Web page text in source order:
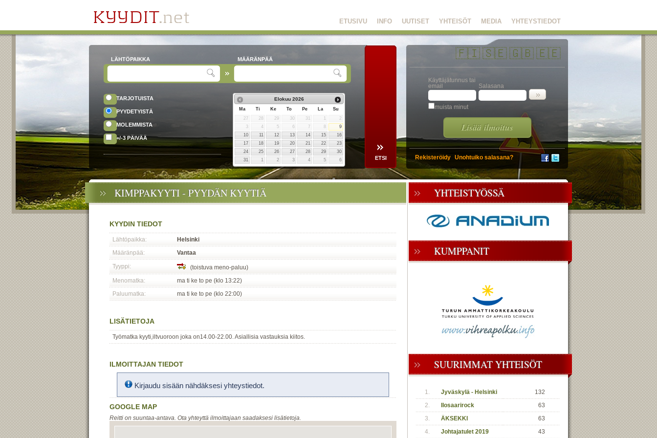
YHTEYSTIEDOT
MEDIA
YHTEISÖT
UUTISET
INFO
ETUSIVU
LÄHTÖPAIKKA MÄÄRÄNPÄÄ
TARJOTUISTA
PYYDETYISTÄ
MOLEMMISTA
+/-3 PÄIVÄÄ
Elokuu 2026
Ma Ti Ke To Pe La
Su
27
28 29 30 31
2
3
4 5 6 7 8
9
10
11 12 13 14 15
16
17
18 19 20 21 22
23
24
25 26 27 28 29
30
31
1 2 3 4 5 6
🇫🇮🇸🇪🇬🇧🇪🇪
Käyttäjätunnus tai
email
Salasana
muista minut
Lisää ilmoitus
Rekisteröidy Unohtuiko salasana?
KIMPPAKYYTI - PYYDÄN KYYTIÄ
KYYDIN TIEDOT
Lähtöpaikka:
Helsinki
Määränpää:
Vantaa
Tyyppi:
(toistuva meno-paluu)
Menomatka:
ma ti ke to pe (klo 13:22)
Paluumatka:
ma ti ke to pe (klo 22:00)
LISÄTIETOJA
Työmatka kyyti,iltvuoroon joka on14.00-22.00. Asiallisia vastauksia kiitos.
ILMOITTAJAN TIEDOT
Kirjaudu sisään nähdäksesi yhteystiedot.
GOOGLE MAP
Reitti on suuntaa-antava. Ota yhteyttä ilmoittajaan saadaksesi lisätietoja.
YHTEISTYÖSSÄ
KUMPPANIT
SUURIMMAT YHTEISÖT
1. Jyväskylä - Helsinki
132
2.
Ilosaarirock
63
3.
ÄKSEKKI
63
4.
Johtajatulet 2019
43